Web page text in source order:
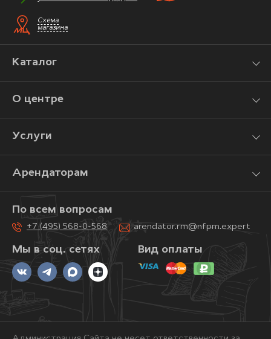
Схема
магазина
Каталог
О центре
Услуги
Арендаторам
Мы в соц. сетях
По всем вопросам
+7 (495) 568-0-568 arendator.rm@nfpm.expert
Вид оплаты